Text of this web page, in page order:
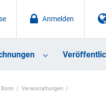
Anmelden
Veranstaltungen